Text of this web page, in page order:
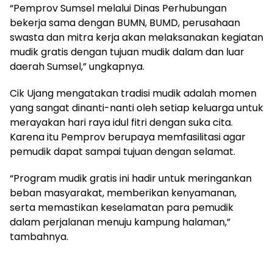
“Pemprov Sumsel melalui Dinas Perhubungan
bekerja sama dengan BUMN, BUMD, perusahaan
swasta dan mitra kerja akan melaksanakan kegiatan
mudik gratis dengan tujuan mudik dalam dan luar
daerah Sumsel,” ungkapnya.
Cik Ujang mengatakan tradisi mudik adalah momen
yang sangat dinanti-nanti oleh setiap keluarga untuk
merayakan hari raya idul fitri dengan suka cita.
Karena itu Pemprov berupaya memfasilitasi agar
pemudik dapat sampai tujuan dengan selamat.
“Program mudik gratis ini hadir untuk meringankan
beban masyarakat, memberikan kenyamanan,
serta memastikan keselamatan para pemudik
dalam perjalanan menuju kampung halaman,”
tambahnya.